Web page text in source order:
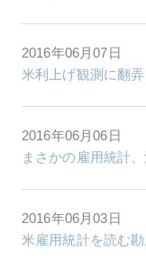
2016年06月07日
米利上げ観測に翻
2016年06月06日
まさかの雇用統計
2016年06月03日
米雇用統計を読む